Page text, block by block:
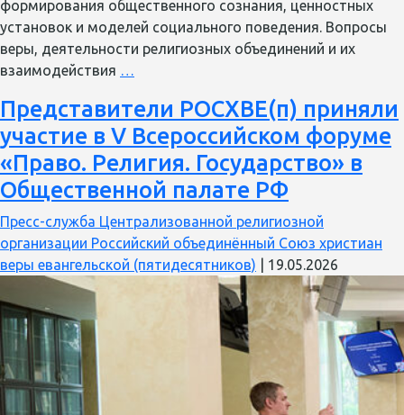
формирования общественного сознания, ценностных
установок и моделей социального поведения. Вопросы
веры, деятельности религиозных объединений и их
взаимодействия …
палате
РФ
обсудили
роль
СМИ
в
гармонизации
государственно-
конфессиональных
Представители РОСХВЕ(п) приняли
участие в V Всероссийском форуме
«Право. Религия. Государство» в
Общественной палате РФ
Пресс-служба Централизованной религиозной
организации Российский объединённый Союз христиан
веры евангельской (пятидесятников)
19.05.2026